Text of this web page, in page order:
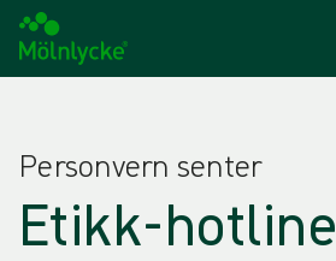
Personvern senter
Etikk-hotline